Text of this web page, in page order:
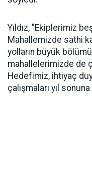
Yıldız, "Ekiplerimiz
Mahallemizde sathi
yolların büyük
mahallelerimizde de
Hedefimiz, ihtiyaç
çalışmaları yıl